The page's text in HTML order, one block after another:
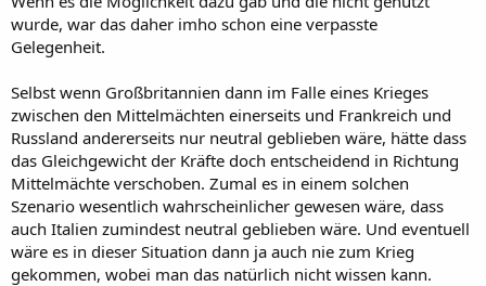
wurde, war das daher imho schon eine verpasste
Gelegenheit.
Selbst wenn Großbritannien dann im Falle eines Krieges
zwischen den Mittelmächten einerseits und Frankreich und
Russland andererseits nur neutral geblieben wäre, hätte dass
das Gleichgewicht der Kräfte doch entscheidend in Richtung
Mittelmächte verschoben. Zumal es in einem solchen
Szenario wesentlich wahrscheinlicher gewesen wäre, dass
auch Italien zumindest neutral geblieben wäre. Und eventuell
wäre es in dieser Situation dann ja auch nie zum Krieg
gekommen, wobei man das natürlich nicht wissen kann.